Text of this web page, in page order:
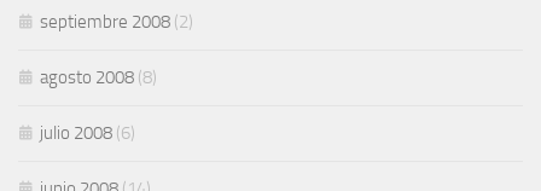
septiembre 2008 (2)
agosto 2008 (8)
julio 2008 (6)